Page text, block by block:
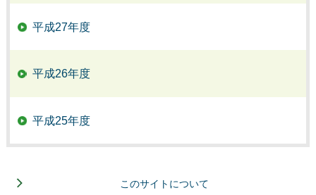
平成27年度
平成26年度
平成25年度
このサイトについて